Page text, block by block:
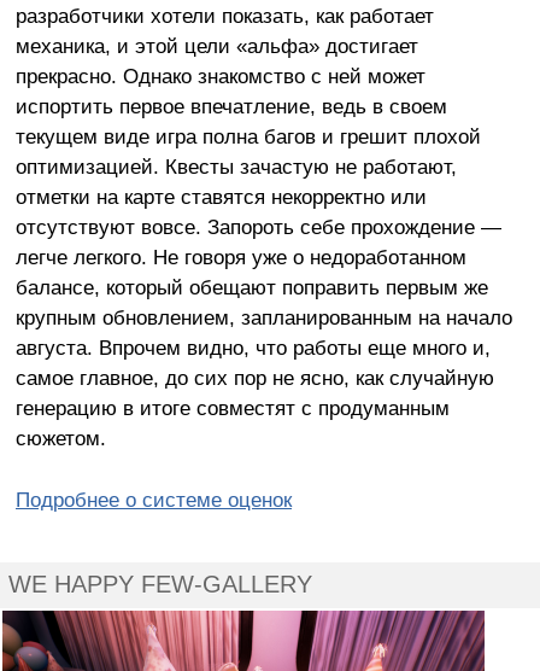
разработчики хотели показать, как работает
механика, и этой цели «альфа» достигает
прекрасно. Однако знакомство с ней может
испортить первое впечатление, ведь в своем
текущем виде игра полна багов и грешит плохой
оптимизацией. Квесты зачастую не работают,
отметки на карте ставятся некорректно или
отсутствуют вовсе. Запороть себе прохождение —
легче легкого. Не говоря уже о недоработанном
балансе, который обещают поправить первым же
крупным обновлением, запланированным на начало
августа. Впрочем видно, что работы еще много и,
самое главное, до сих пор не ясно, как случайную
генерацию в итоге совместят с продуманным
сюжетом.
Подробнее о системе оценок
WE HAPPY FEW-GALLERY